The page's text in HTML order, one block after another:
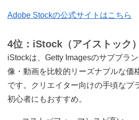
Adobe Stockの公式サイトはこちら
4位：iStock（アイストック）
iStockは、Getty Imagesのサブブラ
像・動画を比較的リーズナブルな価
です。クリエイター向けの手頃なプ
初心者にもおすすめ。